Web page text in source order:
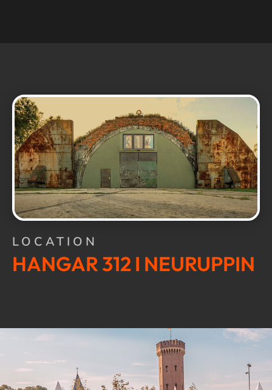
LOCATION
HANGAR 312 I NEURUPPIN